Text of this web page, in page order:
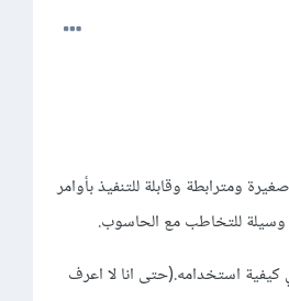
ومترابطة وقابلة للتنفيذ بأوامر
وسيلة للتخاطب مع الحاسوب.
استخدامه.(حتى انا لا اعرف